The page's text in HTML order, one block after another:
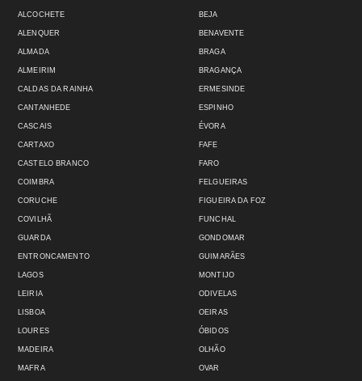
ALCOCHETE
ALENQUER
ALMADA
ALMEIRIM
BEJA
BENAVENTE
BRAGA
BRAGANÇA
CALDAS DA RAINHA
CANTANHEDE
CASCAIS
CARTAXO
CASTELO BRANCO
COIMBRA
CORUCHE
COVILHÃ
GUARDA
ENTRONCAMENTO
ERMESINDE
ESPINHO
ÉVORA
FAFE
FARO
FELGUEIRAS
FIGUEIRA DA FOZ
FUNCHAL
GONDOMAR
GUIMARÃES
LAGOS
LEIRIA
LISBOA
LOURES
MADEIRA
MAFRA
MONTIJO
ODIVELAS
OEIRAS
ÓBIDOS
OLHÃO
OVAR